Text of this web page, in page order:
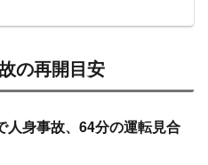
の再開目安
身事故、64分の運転見合